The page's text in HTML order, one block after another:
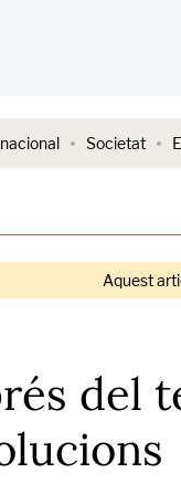
Societat
Aquest
del